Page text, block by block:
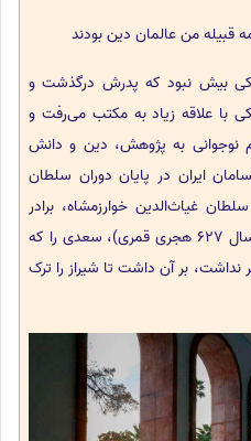
من عالمان دین بودند
بیش نبود که پدرش درگذشت و
با علاقه زیاد به مکتب می‌رفت و
نوجوانی به پژوهش، دین و دانش
ایران در پایان دوران سلطان
غیاث‌الدین خوارزمشاه، برادر
جلال‌الدین خوارزمشاه به شیراز (در سال 627 هجری قمری)، سعدی را که
بر آن داشت تا شیراز را ترک